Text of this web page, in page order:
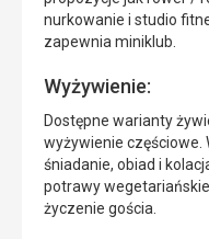
nurkowanie i studio
zapewnia miniklub.
Wyżywienie:
Dostępne warianty
wyżywienie częściowe.
śniadanie, obiad i
potrawy
życzenie gościa.